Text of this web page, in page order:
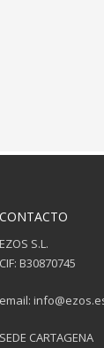
CONTACTO
EZOS S.L.
CIF: B30870745
email:
SEDE CARTAGENA